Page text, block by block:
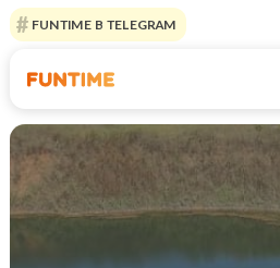
FUNTIME В TELEGRAM